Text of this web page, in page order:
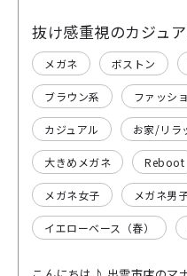
抜け感重視のカジュ
メガネ ボストン
ブラウン系 ファッシ
カジュアル お家/リラ
大きめメガネ Reboot
メガネ女子 メガネ男
イエローベース（春）